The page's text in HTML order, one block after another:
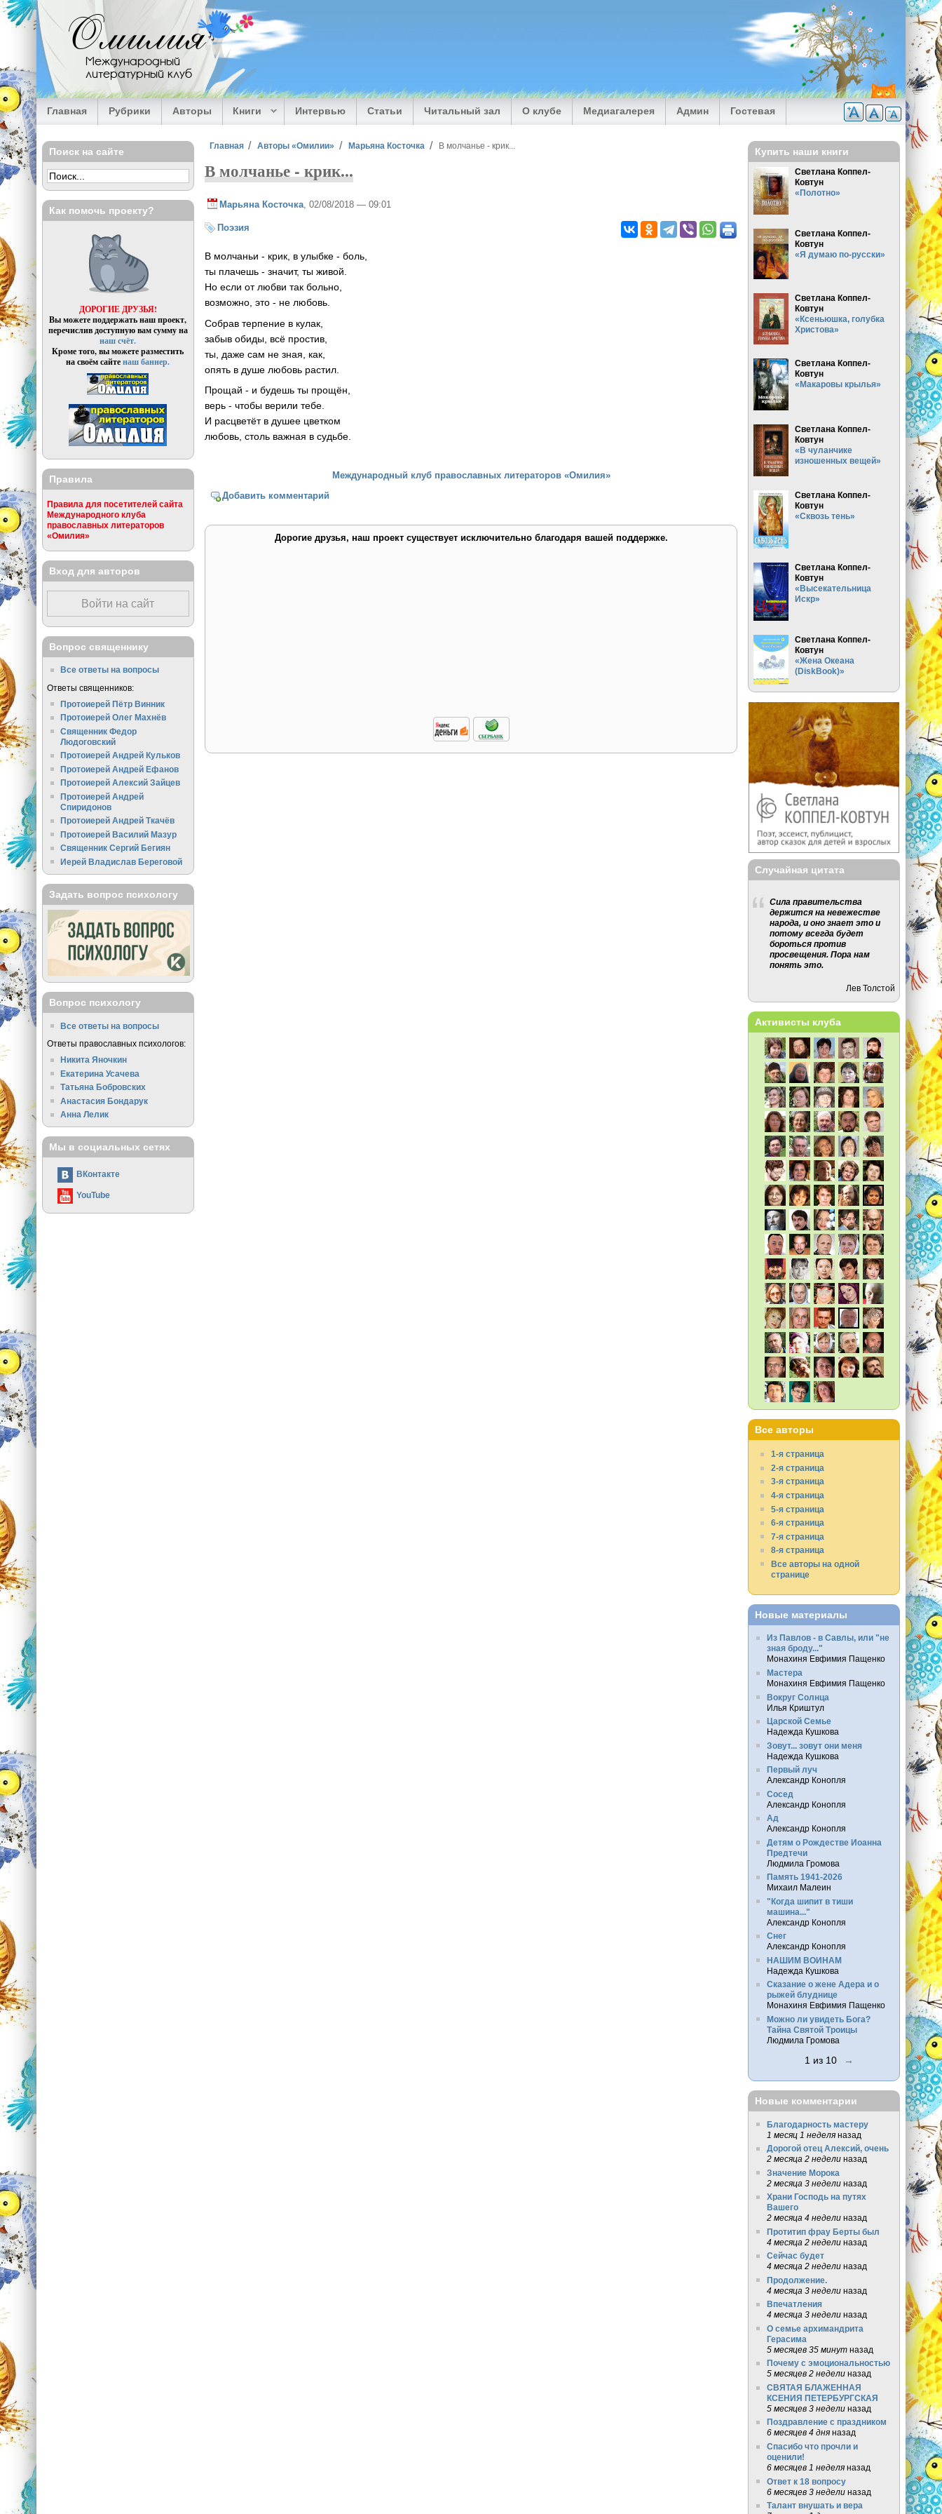
Перейти к основному содержанию
Омилия
Международный
литературный клуб
Главная Рубрики Авторы Книги Интервью Статьи Читальный зал О клубе Медиагалерея Админ Гостевая
Вы здесь
Главная Авторы «Омилии» Марьяна Косточка В молчанье - крик...
В молчанье - крик...
Марьяна Косточка , 02/08/2018 — 09:01
Поэзия
В молчаньи - крик, в улыбке - боль,
ты плачешь - значит, ты живой.
Но если от любви так больно,
возможно, это - не любовь.
Собрав терпение в кулак,
забыв обиды, всё простив,
ты, даже сам не зная, как,
опять в душе любовь растил.
Прощай - и будешь ты прощён,
верь - чтобы верили тебе.
И расцветёт в душее цветком
любовь, столь важная в судьбе.
Международный клуб православных литераторов «Омилия»
Добавить комментарий
Дорогие друзья, наш проект существует исключительно благодаря вашей поддержке.
Поиск на сайте
Как помочь проекту?
ДОРОГИЕ ДРУЗЬЯ!
Вы можете поддержать наш проект,
перечислив доступную вам сумму на
наш счёт.
Кроме того, вы можете разместить
на своём сайтенаш баннер.
Правила
Правила для посетителей сайта
Международного клуба
православных литераторов
«Омилия»
Вход для авторов
Войти на сайт
Вопрос священнику
Все ответы на вопросы
Ответы священников:
Протоиерей Пётр Винник
Протоиерей Олег Махнёв
Священник Федор
Людоговский
Протоиерей Андрей Кульков
Протоиерей Андрей Ефанов
Протоиерей Алексий Зайцев
Протоиерей Андрей
Спиридонов
Протоиерей Андрей Ткачёв
Протоиерей Василий Мазур
Священник Сергий Бегиян
Иерей Владислав Береговой
Задать вопрос психологу
Вопрос психологу
Все ответы на вопросы
Ответы православных психологов:
Никита Яночкин
Екатерина Усачева
Татьяна Бобровских
Анастасия Бондарук
Анна Лелик
Мы в социальных сетях
ВКонтакте
YouTube
Купить наши книги
Светлана Коппел-
Ковтун
«Полотно»
Светлана Коппел-
Ковтун
«Я думаю по-русски»
Светлана Коппел-
Ковтун
«Ксеньюшка, голубка
Христова»
Светлана Коппел-
Ковтун
«Макаровы крылья»
Светлана Коппел-
Ковтун
«В чуланчике
изношенных вещей»
Светлана Коппел-
Ковтун
«Сквозь тень»
Светлана Коппел-
Ковтун
«Высекательница
Искр»
Светлана Коппел-
Ковтун
«Жена Океана
(DiskBook)»
Случайная цитата
Сила правительства
держится на невежестве
народа, и оно знает это и
потому всегда будет
бороться против
просвещения. Пора нам
понять это.
Лев Толстой
Активисты клуба
Все авторы
1-я страница
2-я страница
3-я страница
4-я страница
5-я страница
6-я страница
7-я страница
8-я страница
Все авторы на одной
странице
Новые материалы
Из Павлов - в Савлы, или "не
зная броду..."
Монахиня Евфимия Пащенко
Мастера
Монахиня Евфимия Пащенко
Вокруг Солнца
Илья Криштул
Царской Семье
Надежда Кушкова
Зовут... зовут они меня
Надежда Кушкова
Первый луч
Александр Конопля
Сосед
Александр Конопля
Ад
Александр Конопля
Детям о Рождестве Иоанна
Предтечи
Людмила Громова
Память 1941-2026
Михаил Малеин
"Когда шипит в тиши
машина..."
Александр Конопля
Снег
Александр Конопля
НАШИМ ВОИНАМ
Надежда Кушкова
Сказание о жене Адера и о
рыжей блуднице
Монахиня Евфимия Пащенко
Можно ли увидеть Бога?
Тайна Святой Троицы
Людмила Громова
1 из 10 →
Новые комментарии
Благодарность мастеру
1 месяц 1 неделяназад
Дорогой отец Алексий, очень
2 месяца 2 неделиназад
Значение Морока
2 месяца 3 неделиназад
Храни Господь на путях
Вашего
2 месяца 4 неделиназад
Протитип фрау Берты был
4 месяца 2 неделиназад
Сейчас будет
4 месяца 2 неделиназад
Продолжение.
4 месяца 3 неделиназад
Впечатления
4 месяца 3 неделиназад
О семье архимандрита
Герасима
5 месяцев 35 минутназад
Почему с эмоциональностью
5 месяцев 2 неделиназад
СВЯТАЯ БЛАЖЕННАЯ
КСЕНИЯ ПЕТЕРБУРГСКАЯ
5 месяцев 3 неделиназад
Поздравление с праздником
6 месяцев 4 дняназад
Спасибо что прочли и
оценили!
6 месяцев 1 неделяназад
Ответ к 18 вопросу
6 месяцев 3 неделиназад
Талант внушать и вера